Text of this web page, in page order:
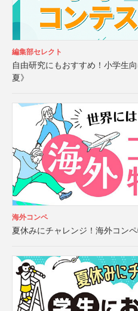
編集部セレクト
自由研究にもおすすめ！小学生
夏》
海外コンペ
夏休みにチャレンジ！海外コン